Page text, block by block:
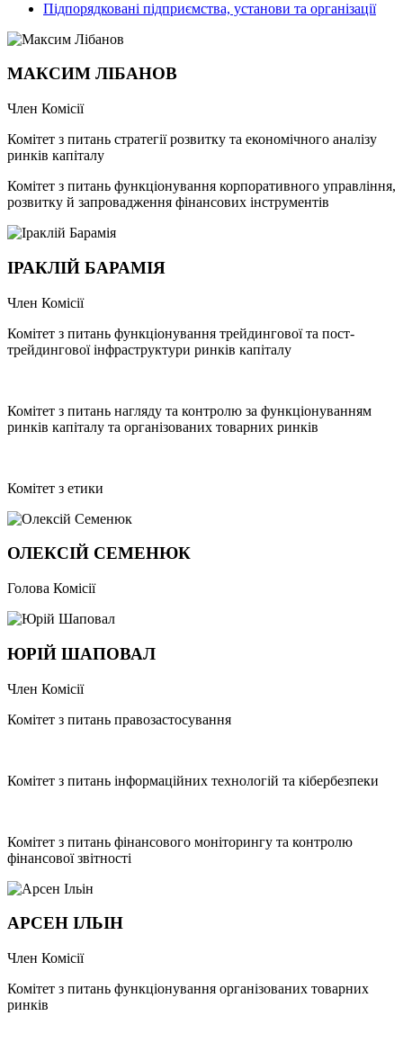
Підпорядковані підприємства, установи та організації
МАКСИМ ЛІБАНОВ
Член Комісії
Комітет з питань стратегії розвитку та економічного аналізу
ринків капіталу
Комітет з питань функціонування корпоративного управління,
розвитку й запровадження фінансових інструментів
ІРАКЛІЙ БАРАМІЯ
Член Комісії
Комітет з питань функціонування трейдингової та пост-
трейдингової інфраструктури ринків капіталу
Комітет з питань нагляду та контролю за функціонуванням
ринків капіталу та організованих товарних ринків
Комітет з етики
ОЛЕКСІЙ СЕМЕНЮК
Голова Комісії
ЮРІЙ ШАПОВАЛ
Член Комісії
Комітет з питань правозастосування
Комітет з питань інформаційних технологій та кібербезпеки
Комітет з питань фінансового моніторингу та контролю
фінансової звітності
АРСЕН ІЛЬІН
Член Комісії
Комітет з питань функціонування організованих товарних
ринків